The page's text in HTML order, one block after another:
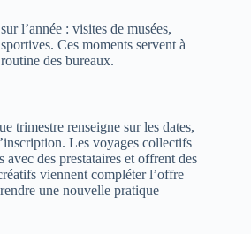
l’année : visites de musées,
Ces moments servent à
des bureaux.
trimestre renseigne sur les dates,
Les voyages collectifs
avec des prestataires et offrent des
viennent compléter l’offre
une nouvelle pratique